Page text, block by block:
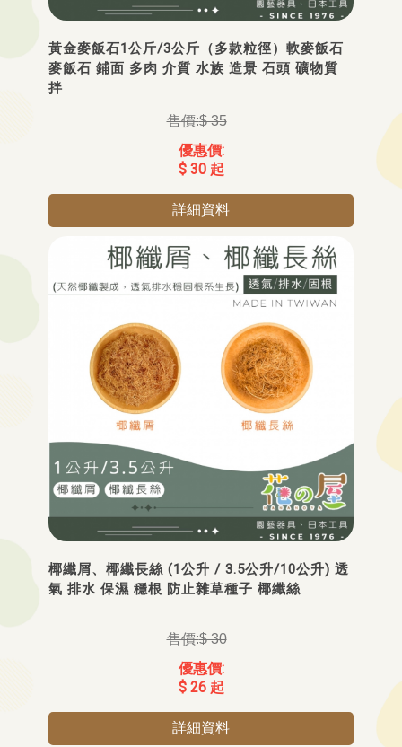
黃金麥飯石1公斤/3公斤（多款粒徑）軟麥飯石
麥飯石 鋪面 多肉 介質 水族 造景 石頭 礦物質
拌
$ 35
$ 30 起
詳細資料
椰纖屑、椰纖長絲 (1公升 / 3.5公升/10公升) 透
氣 排水 保濕 穩根 防止雜草種子 椰纖絲
$ 30
$ 26 起
詳細資料